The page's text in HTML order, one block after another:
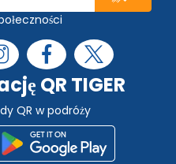
QR TIGER
QR w podróży